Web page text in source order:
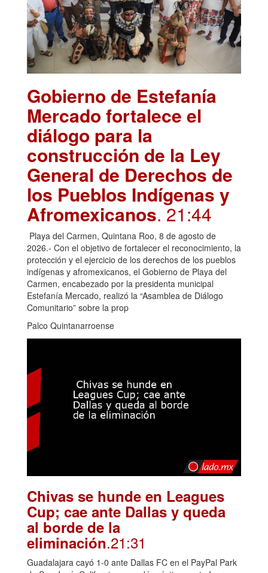
Gobierno de Estefanía
Mercado fortalece el
diálogo para la
construcción de la Ley
General de Derechos de
los Pueblos Indígenas y
Afromexicanos. 21:44
Playa del Carmen, Quintana Roo, 8 de agosto de
2026.- Con el objetivo de fortalecer el reconocimiento, la
protección y el ejercicio de los derechos de los pueblos
indígenas y afromexicanos, el Gobierno de Playa del
Carmen, encabezado por la presidenta municipal
Estefanía Mercado, realizó la “Asamblea de Diálogo
Comunitario” sobre la prop
Palco Quintanarroense
Chivas se hunde en Leagues
Cup; cae ante Dallas y queda
al borde de la
eliminación.21:31
Guadalajara cayó 1-0 ante Dallas FC en el PayPal Park